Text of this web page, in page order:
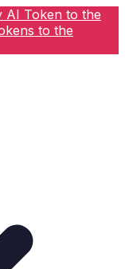
AI Token to the
to the